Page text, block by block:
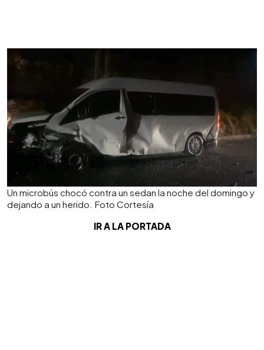
Un microbús chocó contra un sedan la noche del domingo y
dejando a un herido. Foto Cortesía
IR A LA PORTADA